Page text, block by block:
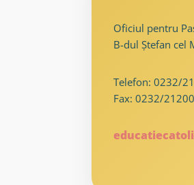
Oficiul pentru
B-dul Ștefan cel
Telefon: 0232/
Fax: 0232/